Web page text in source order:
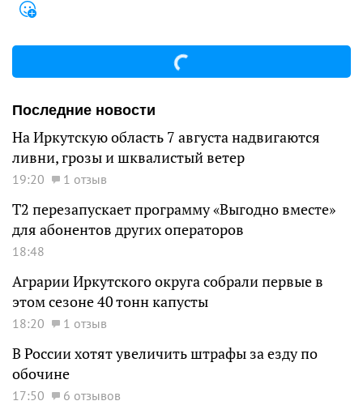
Последние новости
На Иркутскую область 7 августа надвигаются
ливни, грозы и шквалистый ветер
19:20 1 отзыв
Т2 перезапускает программу «Выгодно вместе»
для абонентов других операторов
18:48
Аграрии Иркутского округа собрали первые в
этом сезоне 40 тонн капусты
18:20 1 отзыв
В России хотят увеличить штрафы за езду по
обочине
17:50
6 отзывов